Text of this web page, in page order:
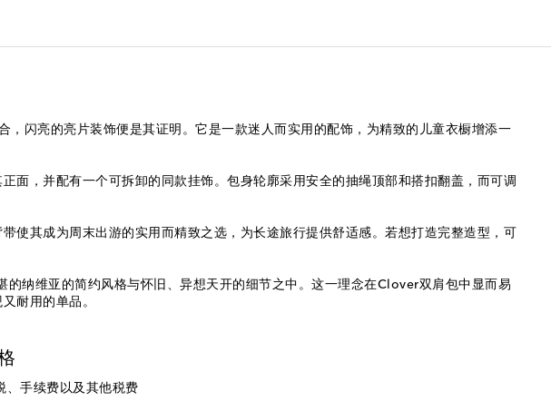
闪亮的亮片装饰便是其证明。它是一款迷人而实用的配饰，为精致的儿童衣橱增添一
面，并配有一个可拆卸的同款挂饰。包身轮廓采用安全的抽绳顶部和搭扣翻盖，而可调
其成为周末出游的实用而精致之选，为长途旅行提供舒适感。若想打造完整造型，可
纳维亚的简约风格与怀旧、异想天开的细节之中。这一理念在Clover双肩包中显而易
耐用的单品。
、手续费以及其他税费